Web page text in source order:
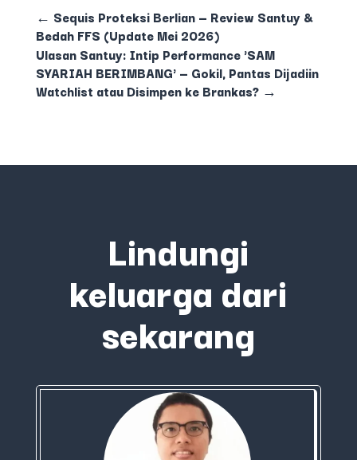
← Sequis Proteksi Berlian — Review Santuy &
Bedah FFS (Update Mei 2026)
Ulasan Santuy: Intip Performance 'SAM
SYARIAH BERIMBANG' — Gokil, Pantas Dijadiin
Watchlist atau Disimpen ke Brankas?→
Lindungi
keluarga dari
sekarang